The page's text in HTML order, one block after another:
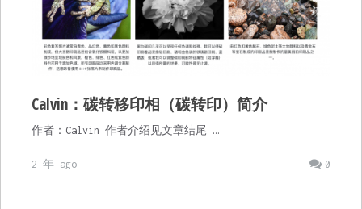
Calvin：碳转移印相（碳转印）简介
作者：Calvin 作者介绍见文章结尾 …
0
2 年 ago